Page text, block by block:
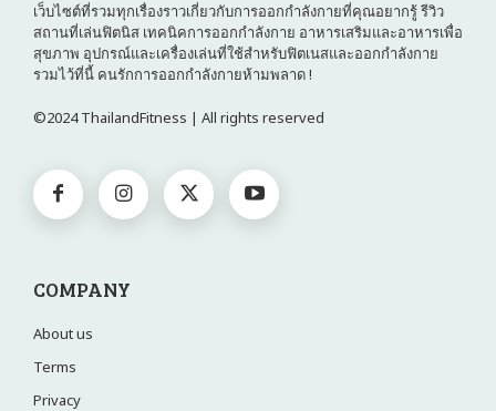
เว็บไซต์ที่รวมทุกเรื่องราวเกี่ยวกับการออกกำลังกายที่คุณอยากรู้ รีวิว
สถานที่เล่นฟิตนิส เทคนิคการออกกำลังกาย อาหารเสริมและอาหารเพื่อ
สุขภาพ อุปกรณ์และเครื่องเล่นที่ใช้สำหรับฟิตเนสและออกกำลังกาย
รวมไว้ที่นี้ คนรักการออกกำลังกายห้ามพลาด !
©2024 ThailandFitness | All rights reserved
COMPANY
About us
Terms
Privacy